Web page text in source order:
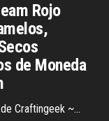
Rojo
de Moneda
Craftingeek ~…